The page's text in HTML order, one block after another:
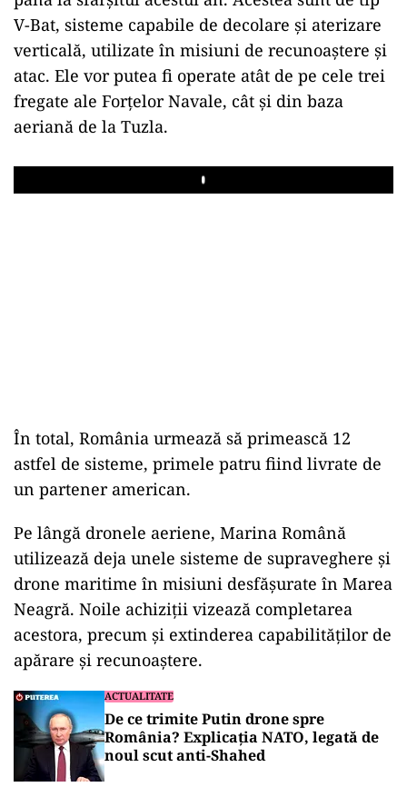
V-Bat, sisteme capabile de decolare și aterizare
verticală, utilizate în misiuni de recunoaștere și
atac. Ele vor putea fi operate atât de pe cele trei
fregate ale Forțelor Navale, cât și din baza
aeriană de la Tuzla.
Play
În total, România urmează să primească 12
astfel de sisteme, primele patru fiind livrate de
un partener american.
Pe lângă dronele aeriene, Marina Română
utilizează deja unele sisteme de supraveghere și
drone maritime în misiuni desfășurate în Marea
Neagră. Noile achiziții vizează completarea
acestora, precum și extinderea capabilităților de
apărare și recunoaștere.
ACTUALITATE
De ce trimite Putin drone spre
România? Explicația NATO, legată de
noul scut anti-Shahed